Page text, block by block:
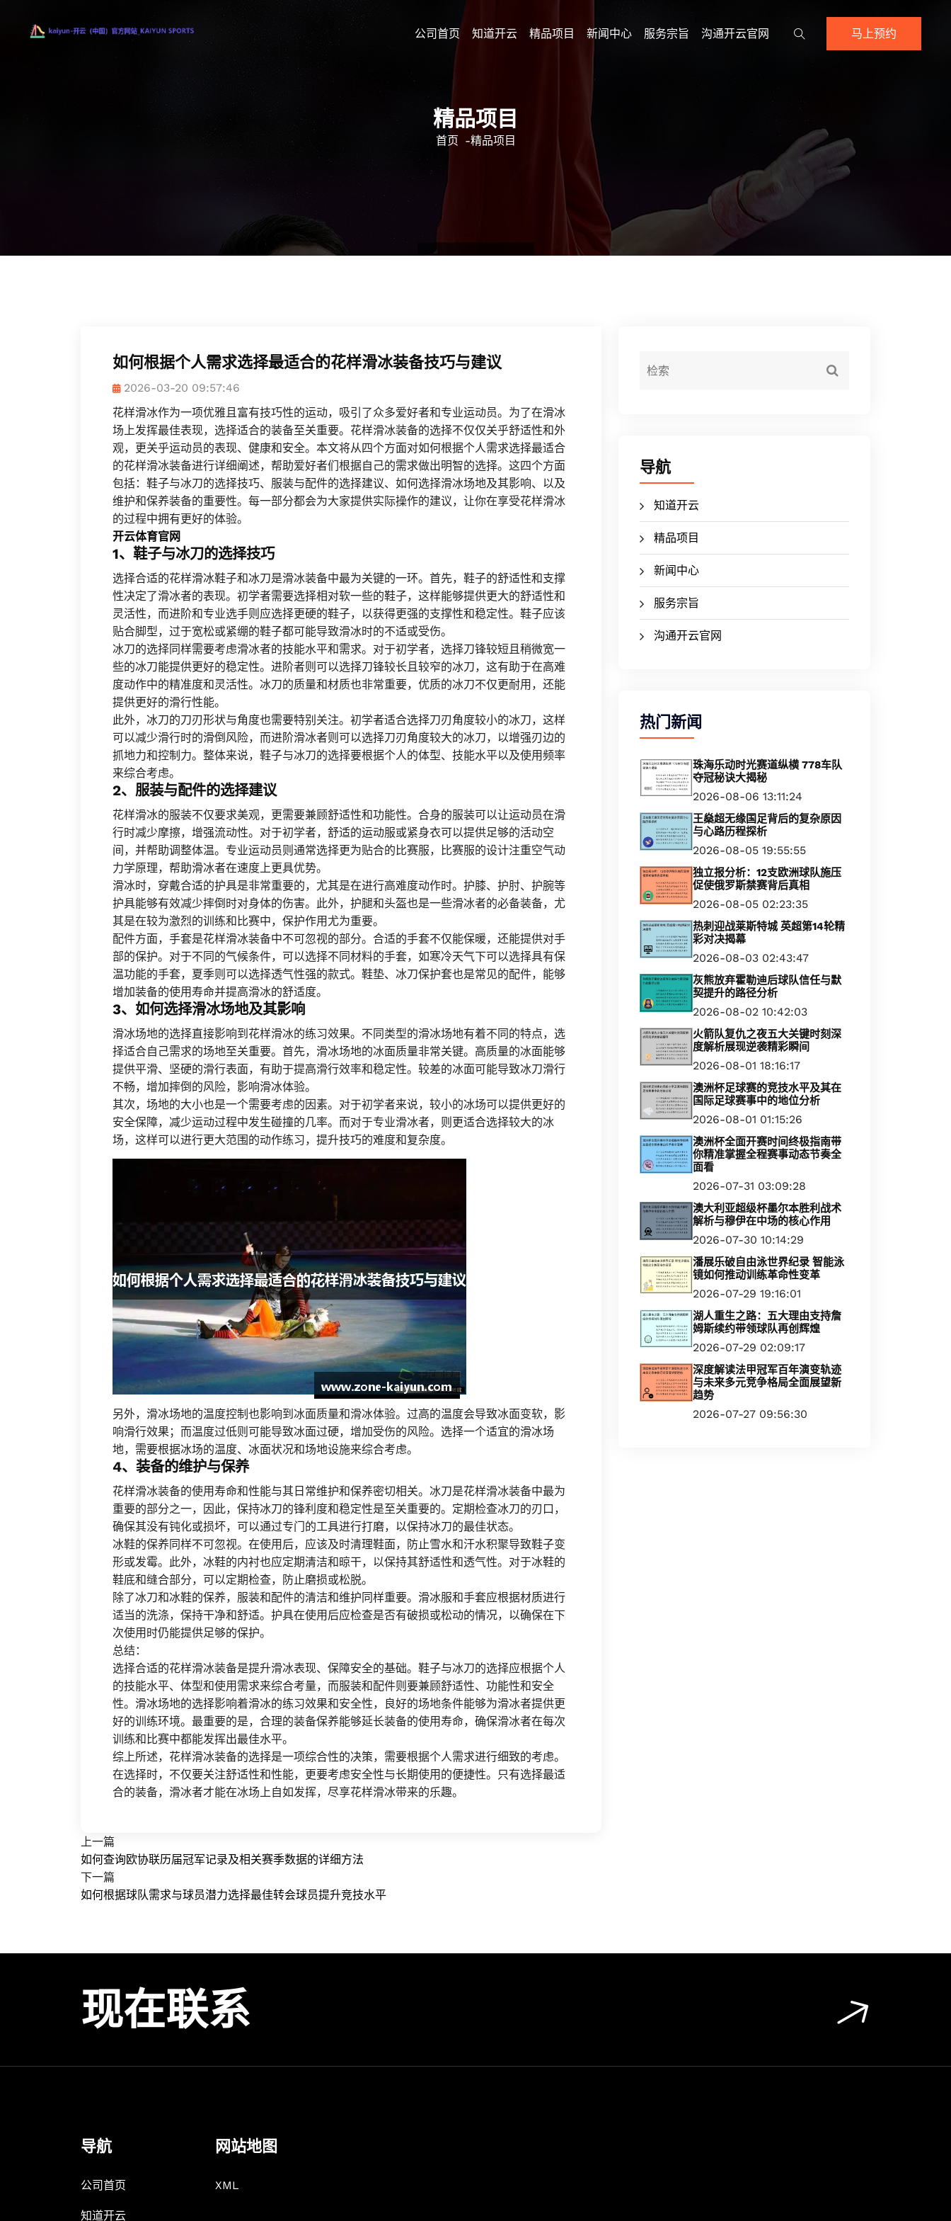
公司首页 知道开云 精品项目 新闻中心 服务宗旨 沟通开云官网 马上预约
精品项目
首页 -精品项目
如何根据个人需求选择最适合的花样滑冰装备技巧与建议
2026-03-20 09:57:46
花样滑冰作为一项优雅且富有技巧性的运动，吸引了众多爱好者和专业运动员。为了在滑冰
场上发挥最佳表现，选择适合的装备至关重要。花样滑冰装备的选择不仅仅关乎舒适性和外
观，更关乎运动员的表现、健康和安全。本文将从四个方面对如何根据个人需求选择最适合
的花样滑冰装备进行详细阐述，帮助爱好者们根据自己的需求做出明智的选择。这四个方面
包括：鞋子与冰刀的选择技巧、服装与配件的选择建议、如何选择滑冰场地及其影响、以及
维护和保养装备的重要性。每一部分都会为大家提供实际操作的建议，让你在享受花样滑冰
的过程中拥有更好的体验。
开云体育官网
1、鞋子与冰刀的选择技巧
选择合适的花样滑冰鞋子和冰刀是滑冰装备中最为关键的一环。首先，鞋子的舒适性和支撑
性决定了滑冰者的表现。初学者需要选择相对软一些的鞋子，这样能够提供更大的舒适性和
灵活性，而进阶和专业选手则应选择更硬的鞋子，以获得更强的支撑性和稳定性。鞋子应该
贴合脚型，过于宽松或紧绷的鞋子都可能导致滑冰时的不适或受伤。
冰刀的选择同样需要考虑滑冰者的技能水平和需求。对于初学者，选择刀锋较短且稍微宽一
些的冰刀能提供更好的稳定性。进阶者则可以选择刀锋较长且较窄的冰刀，这有助于在高难
度动作中的精准度和灵活性。冰刀的质量和材质也非常重要，优质的冰刀不仅更耐用，还能
提供更好的滑行性能。
此外，冰刀的刀刃形状与角度也需要特别关注。初学者适合选择刀刃角度较小的冰刀，这样
可以减少滑行时的滑倒风险，而进阶滑冰者则可以选择刀刃角度较大的冰刀，以增强刃边的
抓地力和控制力。整体来说，鞋子与冰刀的选择要根据个人的体型、技能水平以及使用频率
来综合考虑。
2、服装与配件的选择建议
花样滑冰的服装不仅要求美观，更需要兼顾舒适性和功能性。合身的服装可以让运动员在滑
行时减少摩擦，增强流动性。对于初学者，舒适的运动服或紧身衣可以提供足够的活动空
间，并帮助调整体温。专业运动员则通常选择更为贴合的比赛服，比赛服的设计注重空气动
力学原理，帮助滑冰者在速度上更具优势。
滑冰时，穿戴合适的护具是非常重要的，尤其是在进行高难度动作时。护膝、护肘、护腕等
护具能够有效减少摔倒时对身体的伤害。此外，护腿和头盔也是一些滑冰者的必备装备，尤
其是在较为激烈的训练和比赛中，保护作用尤为重要。
配件方面，手套是花样滑冰装备中不可忽视的部分。合适的手套不仅能保暖，还能提供对手
部的保护。对于不同的气候条件，可以选择不同材料的手套，如寒冷天气下可以选择具有保
温功能的手套，夏季则可以选择透气性强的款式。鞋垫、冰刀保护套也是常见的配件，能够
增加装备的使用寿命并提高滑冰的舒适度。
3、如何选择滑冰场地及其影响
滑冰场地的选择直接影响到花样滑冰的练习效果。不同类型的滑冰场地有着不同的特点，选
择适合自己需求的场地至关重要。首先，滑冰场地的冰面质量非常关键。高质量的冰面能够
提供平滑、坚硬的滑行表面，有助于提高滑行效率和稳定性。较差的冰面可能导致冰刀滑行
不畅，增加摔倒的风险，影响滑冰体验。
其次，场地的大小也是一个需要考虑的因素。对于初学者来说，较小的冰场可以提供更好的
安全保障，减少运动过程中发生碰撞的几率。而对于专业滑冰者，则更适合选择较大的冰
场，这样可以进行更大范围的动作练习，提升技巧的难度和复杂度。
另外，滑冰场地的温度控制也影响到冰面质量和滑冰体验。过高的温度会导致冰面变软，影
响滑行效果；而温度过低则可能导致冰面过硬，增加受伤的风险。选择一个适宜的滑冰场
地，需要根据冰场的温度、冰面状况和场地设施来综合考虑。
4、装备的维护与保养
花样滑冰装备的使用寿命和性能与其日常维护和保养密切相关。冰刀是花样滑冰装备中最为
重要的部分之一，因此，保持冰刀的锋利度和稳定性是至关重要的。定期检查冰刀的刃口，
确保其没有钝化或损坏，可以通过专门的工具进行打磨，以保持冰刀的最佳状态。
冰鞋的保养同样不可忽视。在使用后，应该及时清理鞋面，防止雪水和汗水积聚导致鞋子变
形或发霉。此外，冰鞋的内衬也应定期清洁和晾干，以保持其舒适性和透气性。对于冰鞋的
鞋底和缝合部分，可以定期检查，防止磨损或松脱。
除了冰刀和冰鞋的保养，服装和配件的清洁和维护同样重要。滑冰服和手套应根据材质进行
适当的洗涤，保持干净和舒适。护具在使用后应检查是否有破损或松动的情况，以确保在下
次使用时仍能提供足够的保护。
总结：
选择合适的花样滑冰装备是提升滑冰表现、保障安全的基础。鞋子与冰刀的选择应根据个人
的技能水平、体型和使用需求来综合考量，而服装和配件则要兼顾舒适性、功能性和安全
性。滑冰场地的选择影响着滑冰的练习效果和安全性，良好的场地条件能够为滑冰者提供更
好的训练环境。最重要的是，合理的装备保养能够延长装备的使用寿命，确保滑冰者在每次
训练和比赛中都能发挥出最佳水平。
综上所述，花样滑冰装备的选择是一项综合性的决策，需要根据个人需求进行细致的考虑。
在选择时，不仅要关注舒适性和性能，更要考虑安全性与长期使用的便捷性。只有选择最适
合的装备，滑冰者才能在冰场上自如发挥，尽享花样滑冰带来的乐趣。
上一篇
如何查询欧协联历届冠军记录及相关赛季数据的详细方法
下一篇
如何根据球队需求与球员潜力选择最佳转会球员提升竞技水平
导航
知道开云
精品项目
新闻中心
服务宗旨
沟通开云官网
热门新闻
珠海乐动时光赛道纵横 778车队
夺冠秘诀大揭秘
2026-08-06 13:11:24
王燊超无缘国足背后的复杂原因
与心路历程探析
2026-08-05 19:55:55
独立报分析：12支欧洲球队施压
促使俄罗斯禁赛背后真相
2026-08-05 02:23:35
热刺迎战莱斯特城 英超第14轮精
彩对决揭幕
2026-08-03 02:43:47
灰熊放弃霍勒迪后球队信任与默
契提升的路径分析
2026-08-02 10:42:03
火箭队复仇之夜五大关键时刻深
度解析展现逆袭精彩瞬间
2026-08-01 18:16:17
澳洲杯足球赛的竞技水平及其在
国际足球赛事中的地位分析
2026-08-01 01:15:26
澳洲杯全面开赛时间终极指南带
你精准掌握全程赛事动态节奏全
面看
2026-07-31 03:09:28
澳大利亚超级杯墨尔本胜利战术
解析与穆伊在中场的核心作用
2026-07-30 10:14:29
潘展乐破自由泳世界纪录 智能泳
镜如何推动训练革命性变革
2026-07-29 19:16:01
湖人重生之路：五大理由支持詹
姆斯续约带领球队再创辉煌
2026-07-29 02:09:17
深度解读法甲冠军百年演变轨迹
与未来多元竞争格局全面展望新
趋势
2026-07-27 09:56:30
现在联系
导航
公司首页
知道开云
网站地图
XML